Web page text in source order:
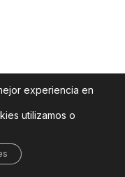
experiencia en
utilizamos o